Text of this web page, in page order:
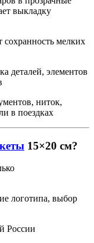
выкладку
мелких
деталей, элементов
ниток,
в поездках
15×20 см?
логотипа, выбор
России